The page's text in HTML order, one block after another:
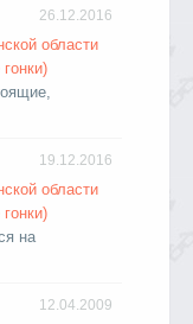
26.12.2016
области
19.12.2016
области
на
12.04.2009